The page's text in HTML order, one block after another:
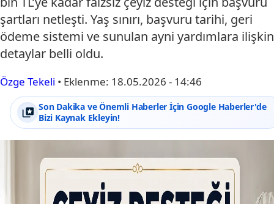
şartları netleşti. Yaş sınırı, başvuru tarihi, geri
ödeme sistemi ve sunulan ayni yardımlara ilişkin
detaylar belli oldu.
Özge Tekeli • Eklenme: 18.05.2026 - 14:46
Son Dakika ve Önemli Haberler İçin Google Haberler'de
Bizi Kaynak Ekleyin!